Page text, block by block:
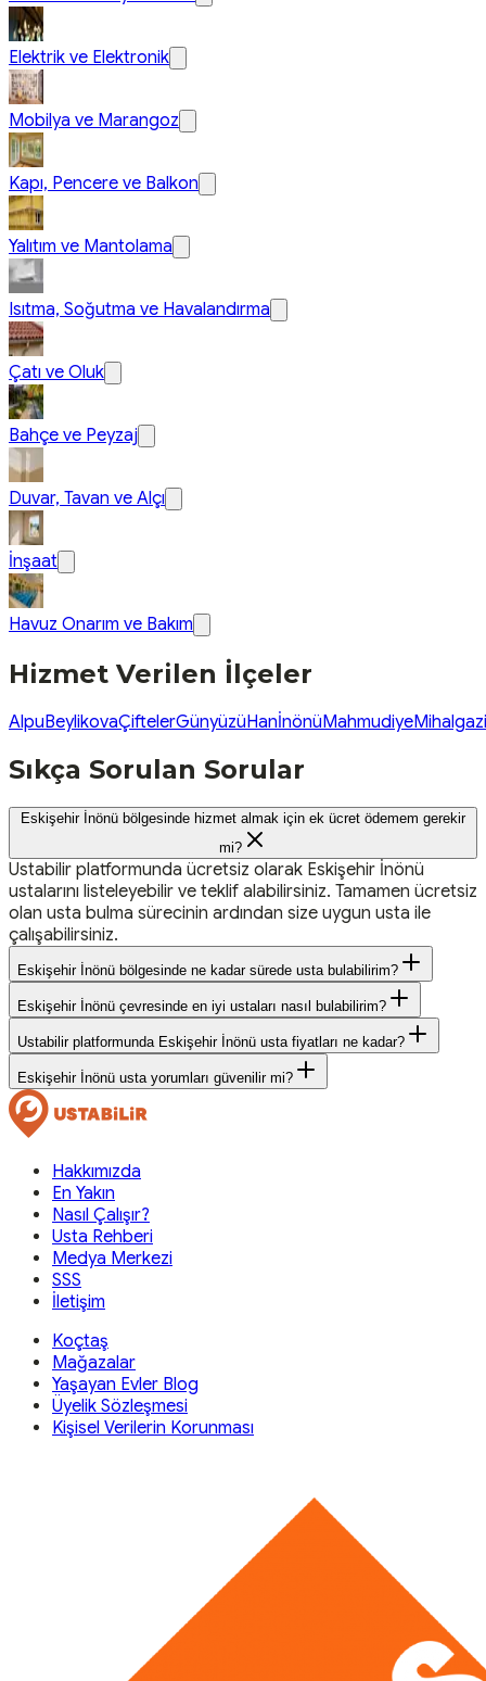
Elektrik ve Elektronik
Mobilya ve Marangoz
Kapı, Pencere ve Balkon
Yalıtım ve Mantolama
Isıtma, Soğutma ve Havalandırma
Çatı ve Oluk
Bahçe ve Peyzaj
Duvar, Tavan ve Alçı
İnşaat
Havuz Onarım ve Bakım
Hizmet Verilen İlçeler
AlpuBeylikovaÇiftelerGünyüzüHanİnönüMahmudiyeMihalgazi
Sıkça Sorulan Sorular
Eskişehir İnönü bölgesinde hizmet almak için ek ücret ödemem gerekir
mi?
Ustabilir platformunda ücretsiz olarak Eskişehir İnönü
ustalarını listeleyebilir ve teklif alabilirsiniz. Tamamen ücretsiz
olan usta bulma sürecinin ardından size uygun usta ile
çalışabilirsiniz.
Eskişehir İnönü bölgesinde ne kadar sürede usta bulabilirim?
Eskişehir İnönü çevresinde en iyi ustaları nasıl bulabilirim?
Ustabilir platformunda Eskişehir İnönü usta fiyatları ne kadar?
Eskişehir İnönü usta yorumları güvenilir mi?
Hakkımızda
En Yakın
Nasıl Çalışır?
Usta Rehberi
Medya Merkezi
SSS
İletişim
Koçtaş
Mağazalar
Yaşayan Evler Blog
Üyelik Sözleşmesi
Kişisel Verilerin Korunması